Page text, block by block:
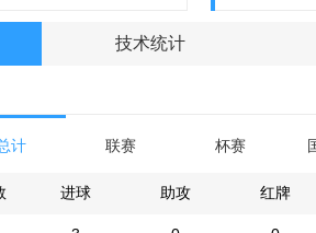
技术统计
计 联赛 杯赛
进球 助攻 红牌